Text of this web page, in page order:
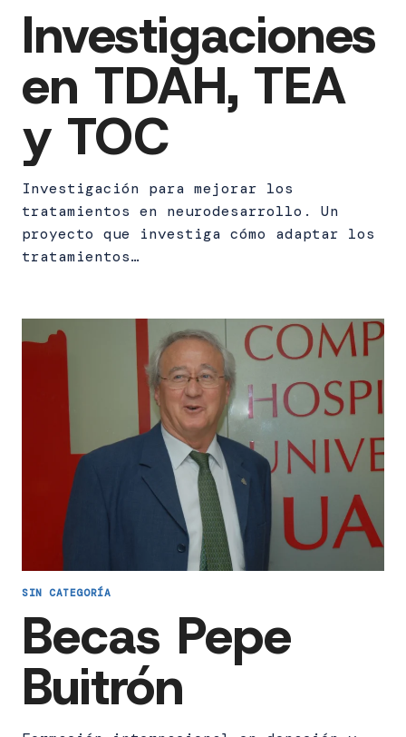
Investigaciones
en TDAH, TEA
y TOC
Investigación para mejorar los
tratamientos en neurodesarrollo. Un
proyecto que investiga cómo adaptar los
tratamientos…
SIN CATEGORÍA
Becas Pepe
Buitrón